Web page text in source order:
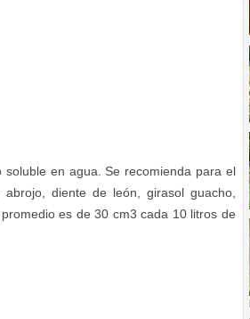
en agua. Se recomienda para el
diente de león, girasol guacho,
es de 30 cm3 cada 10 litros de